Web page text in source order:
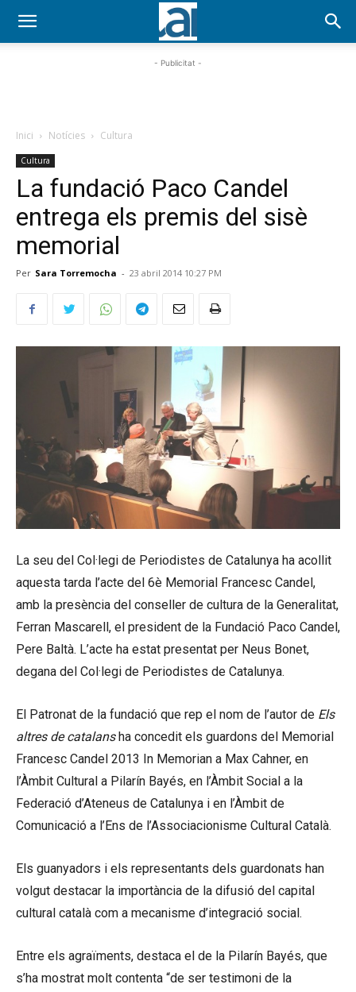
- Publicitat -
Inici Notícies Cultura
Cultura
La fundació Paco Candel
entrega els premis del sisè
memorial
Per Sara Torremocha - 23 abril 2014 10:27 PM
La seu del Col·legi de Periodistes de Catalunya ha acollit
aquesta tarda l’acte del 6è Memorial Francesc Candel,
amb la presència del conseller de cultura de la Generalitat,
Ferran Mascarell, el president de la Fundació Paco Candel,
Pere Baltà. L’acte ha estat presentat per Neus Bonet,
degana del Col·legi de Periodistes de Catalunya.
El Patronat de la fundació que rep el nom de l’autor de Els
altres de catalansha concedit els guardons del Memorial
Francesc Candel 2013 In Memorian a Max Cahner, en
l’Àmbit Cultural a Pilarín Bayés, en l’Àmbit Social a la
Federació d’Ateneus de Catalunya i en l’Àmbit de
Comunicació a l’Ens de l’Associacionisme Cultural Català.
Els guanyadors i els representants dels guardonats han
volgut destacar la importància de la difusió del capital
cultural català com a mecanisme d’integració social.
Entre els agraïments, destaca el de la Pilarín Bayés, que
s’ha mostrat molt contenta “de ser testimoni de la